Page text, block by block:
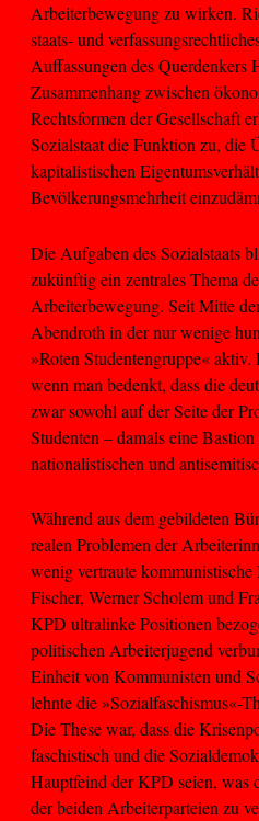
Arbeiterbewegung zu wirken.
staats- und
Auffassungen des Querdenkers
Zusammenhang zwischen
Rechtsformen der Gesellschaft
Sozialstaat die Funktion zu, die
kapitalistischen
Bevölkerungsmehrheit
Die Aufgaben des Sozialstaats
zukünftig ein zentrales Thema
Arbeiterbewegung. Seit Mitte
Abendroth in der nur wenige
»Roten Studentengruppe«
wenn man bedenkt, dass die
zwar sowohl auf der Seite der
Studenten – damals eine
nationalistischen und
Während aus dem gebildeten
realen Problemen der
wenig vertraute
Fischer, Werner Scholem und
KPD ultralinke Positionen
politischen Arbeiterjugend
Einheit von Kommunisten und
lehnte die »Sozialfaschismus«-
Die These war, dass die
faschistisch und die
Hauptfeind der KPD seien, was
der beiden Arbeiterparteien zu